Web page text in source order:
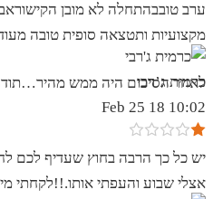
ערב טובבהתחלה לא מובן
מקצועיות ותטצאה סופית טובה
לאחר הסיכום היה ממש
כרמית ג’רבי
10:02 18 Feb 25
יש כל כך הרבה בחוץ שעדיף לכם
אצלי שבוע והעפתי אותו.!!לקחתי